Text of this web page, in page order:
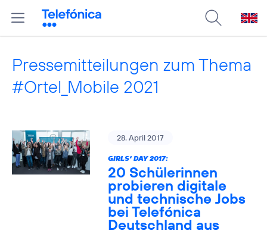
Pressemitteilungen zum Thema
#Ortel_Mobile 2021
28. April 2017
GIRLS‘ DAY 2017:
20 Schülerinnen
probieren digitale
und technische Jobs
bei Telefónica
Deutschland aus